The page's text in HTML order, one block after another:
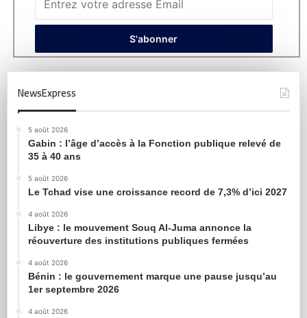
NewsExpress
5 août 2026
Gabin : l’âge d’accès à la Fonction publique relevé de
35 à 40 ans
5 août 2026
Le Tchad vise une croissance record de 7,3% d’ici 2027
4 août 2026
Libye : le mouvement Souq Al-Juma annonce la
réouverture des institutions publiques fermées
4 août 2026
Bénin : le gouvernement marque une pause jusqu’au
1er septembre 2026
4 août 2026